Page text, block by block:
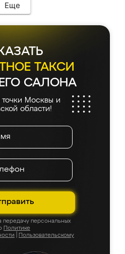
Еще
ТАКСИ
САЛОНА
Москвы и
области!
передачу персональных
Политике
Пользовательскому